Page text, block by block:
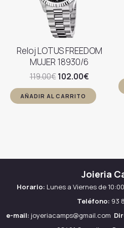
Reloj LOTUS FREEDOM
MUJER 18930/6
119.00€ El
precio
original
era:
102.00€El
precio
actual
es:
AÑADIR AL CARRITO
Joieria
Horario: Lunes a Viernes de
Teléfono: 93
e-mail: joyeriacamps@gmail.com